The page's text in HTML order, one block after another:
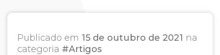
Publicado em 15 de outubro de 2021 na
categoria #Artigos